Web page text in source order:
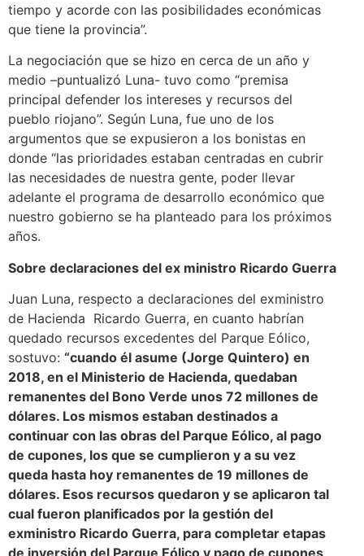
tiempo y acorde con las posibilidades económicas
que tiene la provincia”.
La negociación que se hizo en cerca de un año y
medio –puntualizó Luna- tuvo como “premisa
principal defender los intereses y recursos del
pueblo riojano”. Según Luna, fue uno de los
argumentos que se expusieron a los bonistas en
donde “las prioridades estaban centradas en cubrir
las necesidades de nuestra gente, poder llevar
adelante el programa de desarrollo económico que
nuestro gobierno se ha planteado para los próximos
años.
Sobre declaraciones del ex ministro Ricardo Guerra
Juan Luna, respecto a declaraciones del exministro
de Hacienda Ricardo Guerra, en cuanto habrían
quedado recursos excedentes del Parque Eólico,
sostuvo: “cuando él asume (Jorge Quintero) en
2018, en el Ministerio de Hacienda, quedaban
remanentes del Bono Verde unos 72 millones de
dólares. Los mismos estaban destinados a
continuar con las obras del Parque Eólico, al pago
de cupones, los que se cumplieron y a su vez
queda hasta hoy remanentes de 19 millones de
dólares. Esos recursos quedaron y se aplicaron tal
cual fueron planificados por la gestión del
exministro Ricardo Guerra, para completar etapas